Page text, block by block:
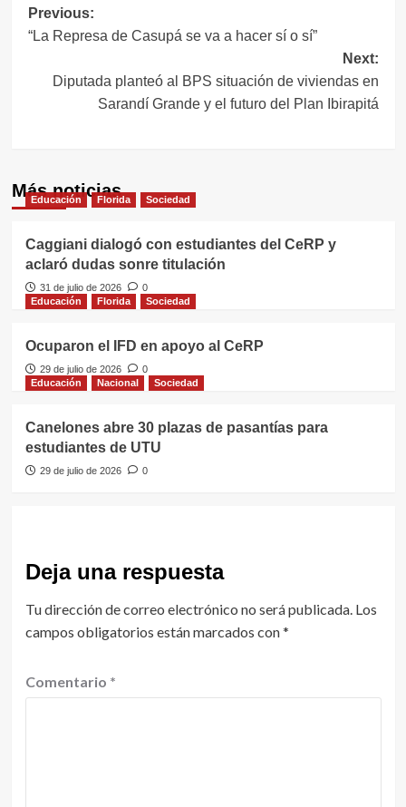
Navegación
de
entradas
Previous:
“La Represa de Casupá se va a hacer sí o sí”
Next:
Diputada planteó al BPS situación de viviendas en
Sarandí Grande y el futuro del Plan Ibirapitá
Más noticias
Educación Florida Sociedad
Caggiani dialogó con estudiantes del CeRP y
aclaró dudas sonre titulación
31 de julio de 2026
0
Educación
Florida Sociedad
Ocuparon el IFD en apoyo al CeRP
29 de julio de 2026
0
Educación
Nacional Sociedad
Canelones abre 30 plazas de pasantías para
estudiantes de UTU
29 de julio de 2026 0
Deja una respuesta
Tu dirección de correo electrónico no será publicada. Los
campos obligatorios están marcados con*
Comentario *